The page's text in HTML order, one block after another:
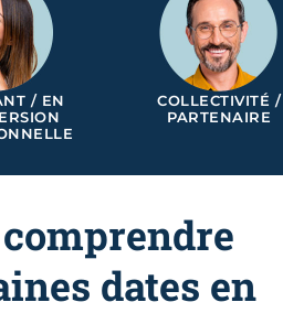
/ EN
COLLECTIVITÉ /
PARTENAIRE
dates en